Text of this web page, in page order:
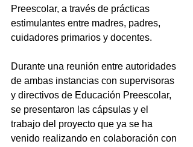
Preescolar, a través de prácticas
estimulantes entre madres, padres,
cuidadores primarios y docentes.
Durante una reunión entre autoridades
de ambas instancias con supervisoras
y directivos de Educación Preescolar,
se presentaron las cápsulas y el
trabajo del proyecto que ya se ha
venido realizando en colaboración con